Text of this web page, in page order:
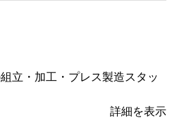
立・加工・プレス製造スタッ
詳細を表示